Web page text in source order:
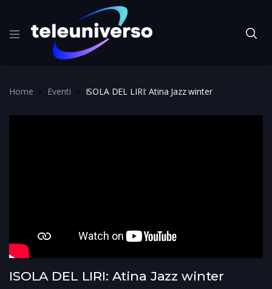
Home Eventi ISOLA DEL LIRI: Atina Jazz winter
ISOLA DEL LIRI: Atina Jazz winter